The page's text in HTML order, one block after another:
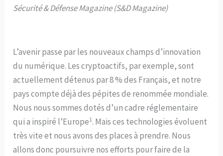
Sécurité & Défense Magazine (S&D Magazine)
L’avenir passe par les nouveaux champs d’innovation
du numérique. Les cryptoactifs, par exemple, sont
actuellement détenus par 8 % des Français, et notre
pays compte déjà des pépites de renommée mondiale.
Nous nous sommes dotés d’un cadre réglementaire
qui a inspiré l’Europe1. Mais ces technologies évoluent
très vite et nous avons des places à prendre. Nous
allons donc poursuivre nos efforts pour faire de la